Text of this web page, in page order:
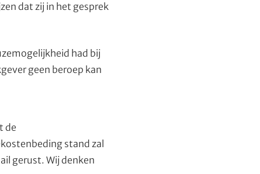
dat zij in het gesprek
had bij
geen beroep kan
de
stand zal
gerust. Wij denken